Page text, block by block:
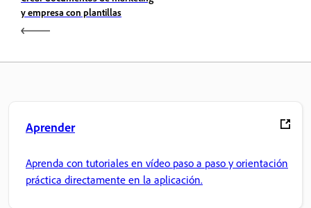
y empresa con plantillas
Aprender
Aprenda con tutoriales en vídeo paso a paso y orientación
práctica directamente en la aplicación.